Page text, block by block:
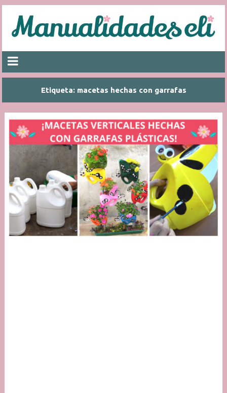
Etiqueta: macetas hechas con garrafas